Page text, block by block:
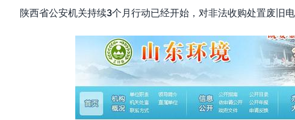
陕西省公安机关持续3个月行动已经开始，对非法收购处置废旧